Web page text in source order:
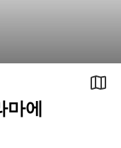
마에